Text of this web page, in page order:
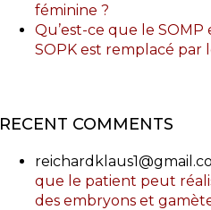
féminine ?
Qu’est-ce que le
SOPK est remplacé par
RECENT COMMENTS
que le patient peut
des embryons et